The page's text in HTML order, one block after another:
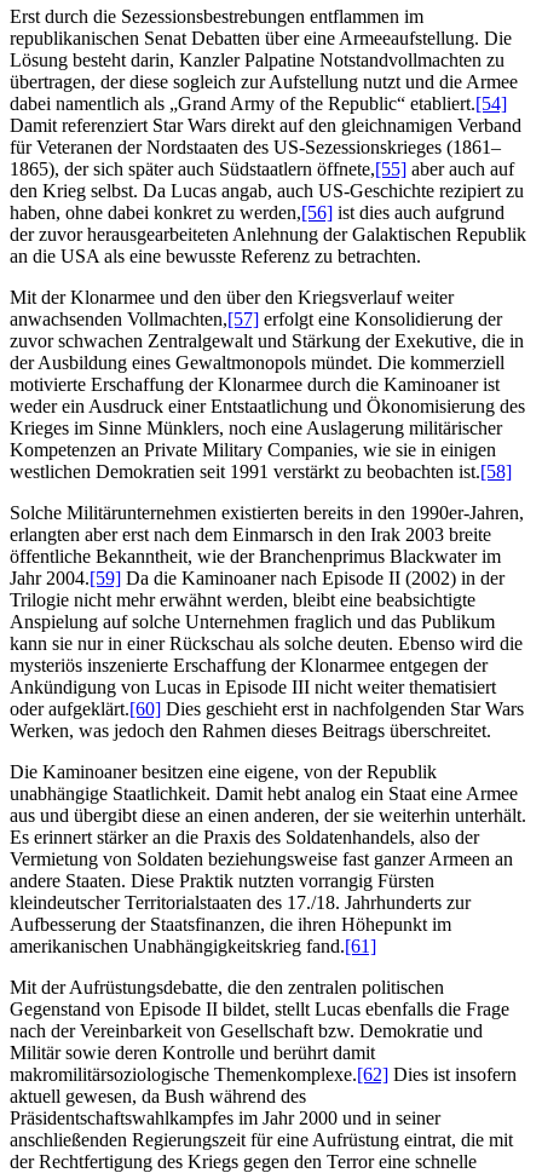
Erst durch die Sezessionsbestrebungen entflammen im
republikanischen Senat Debatten über eine Armeeaufstellung. Die
Lösung besteht darin, Kanzler Palpatine Notstandvollmachten zu
übertragen, der diese sogleich zur Aufstellung nutzt und die Armee
dabei namentlich als „Grand Army of the Republic“ etabliert.[54]
Damit referenziert Star Wars direkt auf den gleichnamigen Verband
für Veteranen der Nordstaaten des US-Sezessionskrieges (1861–
1865), der sich später auch Südstaatlern öffnete,[55] aber auch auf
den Krieg selbst. Da Lucas angab, auch US-Geschichte rezipiert zu
haben, ohne dabei konkret zu werden,[56] ist dies auch aufgrund
der zuvor herausgearbeiteten Anlehnung der Galaktischen Republik
an die USA als eine bewusste Referenz zu betrachten.
Mit der Klonarmee und den über den Kriegsverlauf weiter
anwachsenden Vollmachten,[57] erfolgt eine Konsolidierung der
zuvor schwachen Zentralgewalt und Stärkung der Exekutive, die in
der Ausbildung eines Gewaltmonopols mündet. Die kommerziell
motivierte Erschaffung der Klonarmee durch die Kaminoaner ist
weder ein Ausdruck einer Entstaatlichung und Ökonomisierung des
Krieges im Sinne Münklers, noch eine Auslagerung militärischer
Kompetenzen an Private Military Companies, wie sie in einigen
westlichen Demokratien seit 1991 verstärkt zu beobachten ist.[58]
Solche Militärunternehmen existierten bereits in den 1990er-Jahren,
erlangten aber erst nach dem Einmarsch in den Irak 2003 breite
öffentliche Bekanntheit, wie der Branchenprimus Blackwater im
Jahr 2004.[59] Da die Kaminoaner nach Episode II (2002) in der
Trilogie nicht mehr erwähnt werden, bleibt eine beabsichtigte
Anspielung auf solche Unternehmen fraglich und das Publikum
kann sie nur in einer Rückschau als solche deuten. Ebenso wird die
mysteriös inszenierte Erschaffung der Klonarmee entgegen der
Ankündigung von Lucas in Episode III nicht weiter thematisiert
oder aufgeklärt.[60] Dies geschieht erst in nachfolgenden Star Wars
Werken, was jedoch den Rahmen dieses Beitrags überschreitet.
Die Kaminoaner besitzen eine eigene, von der Republik
unabhängige Staatlichkeit. Damit hebt analog ein Staat eine Armee
aus und übergibt diese an einen anderen, der sie weiterhin unterhält.
Es erinnert stärker an die Praxis des Soldatenhandels, also der
Vermietung von Soldaten beziehungsweise fast ganzer Armeen an
andere Staaten. Diese Praktik nutzten vorrangig Fürsten
kleindeutscher Territorialstaaten des 17./18. Jahrhunderts zur
Aufbesserung der Staatsfinanzen, die ihren Höhepunkt im
amerikanischen Unabhängigkeitskrieg fand.[61]
Mit der Aufrüstungsdebatte, die den zentralen politischen
Gegenstand von Episode II bildet, stellt Lucas ebenfalls die Frage
nach der Vereinbarkeit von Gesellschaft bzw. Demokratie und
Militär sowie deren Kontrolle und berührt damit
makromilitärsoziologische Themenkomplexe.[62] Dies ist insofern
aktuell gewesen, da Bush während des
Präsidentschaftswahlkampfes im Jahr 2000 und in seiner
anschließenden Regierungszeit für eine Aufrüstung eintrat, die mit
der Rechtfertigung des Kriegs gegen den Terror eine schnelle